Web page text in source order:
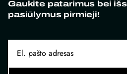
Gaukite patarimus bei
pasiūlymus pirmieji!